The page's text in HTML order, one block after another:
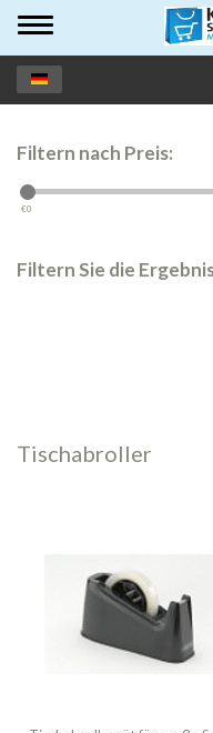
Toggle
Filtern nach Preis:
€0
Filtern Sie die
Tischabroller